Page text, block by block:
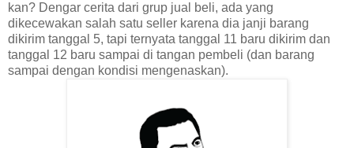
kan? Dengar cerita dari grup jual beli, ada yang
dikecewakan salah satu seller karena dia janji barang
dikirim tanggal 5, tapi ternyata tanggal 11 baru dikirim dan
tanggal 12 baru sampai di tangan pembeli (dan barang
sampai dengan kondisi mengenaskan).